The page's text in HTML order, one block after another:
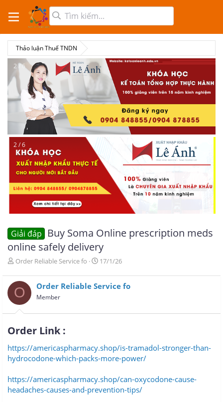
Thảo luận Thuế TNDN
2 / 6
2 / 6
Giải đáp
Buy Soma Online prescription meds
online safely delivery
T
r
e
a
d
s
a
t
e
Order Reliable Service fo
N
à
y
i
17/1/26
O Order Reliable Service fo
Member
Order Link :​
https://americaspharmacy.shop/is-tramadol-stronger-than-
hydrocodone-which-packs-more-power/
https://americaspharmacy.shop/can-oxycodone-cause-
headaches-causes-and-prevention-tips/